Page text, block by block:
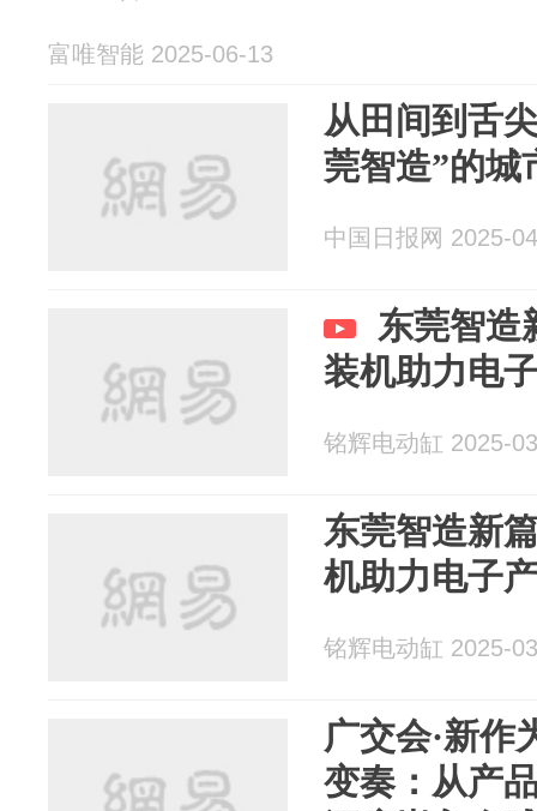
富唯智能 2025-06-13
从田间到舌
莞智造”的城
中国日报网 2025-
东莞智造
装机助力电
铭辉电动缸 2025-
东莞智造新
机助力电子
铭辉电动缸 2025-
广交会·新作
变奏：从产